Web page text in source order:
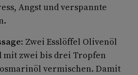
Angst und verspannte
Zwei Esslöffel Olivenöl
mit zwei bis drei Tropfen
vermischen. Damit